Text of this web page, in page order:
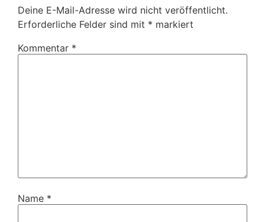
Deine E-Mail-Adresse wird nicht veröffentlicht.
Erforderliche Felder sind mit * markiert
Kommentar *
Name *